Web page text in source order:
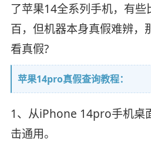
了苹果14全系列手机，有
百，但机器本身真假难辨
看真假?
苹果14pro真假查询教程：
1、从iPhone 14pro手机桌
击通用。